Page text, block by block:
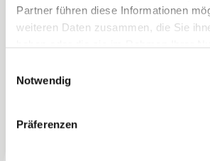
Partner führen diese Informationen
weiteren Daten zusammen, die Sie
Notwendig
Präferenzen
Wir gratulieren Selina von Jackowski
Selektion für die Leichtathletik-
grossartigen Erfolg weiterhin die